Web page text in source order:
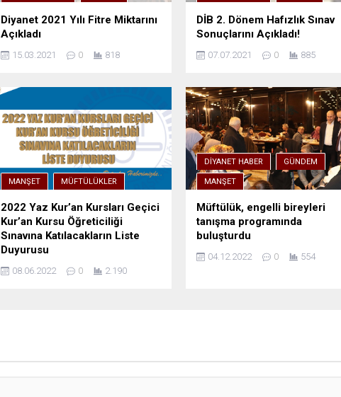
Diyanet 2021 Yılı Fitre Miktarını
Açıkladı
15.03.2021 0 818
DİB 2. Dönem Hafızlık Sınav
Sonuçlarını Açıkladı!
07.07.2021 0 885
MANŞET MÜFTÜLÜKLER
2022 Yaz Kur’an Kursları Geçici
Kur’an Kursu Öğreticiliği
Sınavına Katılacakların Liste
Duyurusu
08.06.2022 0 2.190
DIYANET HABER GÜNDEM
MANŞET
Müftülük, engelli bireyleri
tanışma programında
buluşturdu
04.12.2022 0 554